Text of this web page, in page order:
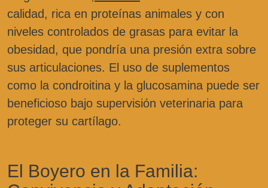
calidad, rica en proteínas animales y con
niveles controlados de grasas para evitar la
obesidad, que pondría una presión extra sobre
sus articulaciones. El uso de suplementos
como la condroitina y la glucosamina puede ser
beneficioso bajo supervisión veterinaria para
proteger su cartílago.
El Boyero en la Familia: